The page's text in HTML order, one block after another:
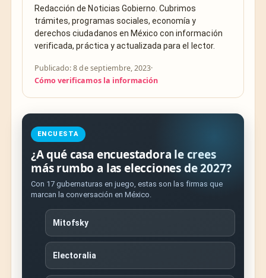
Redacción de Noticias Gobierno. Cubrimos
trámites, programas sociales, economía y
derechos ciudadanos en México con información
verificada, práctica y actualizada para el lector.
Publicado: 8 de septiembre, 2023·
Cómo verificamos la información
ENCUESTA
¿A qué casa encuestadora le crees
más rumbo a las elecciones de 2027?
Con 17 gubernaturas en juego, estas son las firmas que
marcan la conversación en México.
Mitofsky
Electoralia